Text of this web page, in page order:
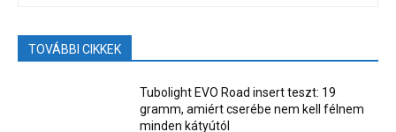
TOVÁBBI CIKKEK
Tubolight EVO Road insert teszt: 19
gramm, amiért cserébe nem kell félnem
minden kátyútól